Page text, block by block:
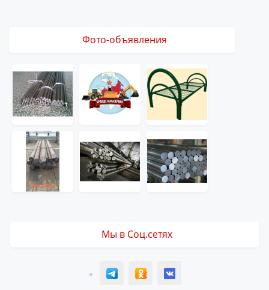
Фото-объявления
Мы в Соц.сетях
T ОК ВК